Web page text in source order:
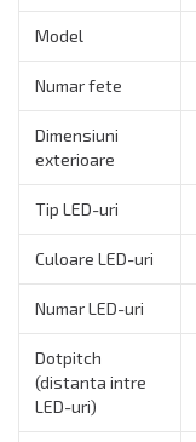
Model
Numar fete
Dimensiuni
exterioare
Tip LED-uri
Culoare LED-uri
Numar LED-uri
Dotpitch
(distanta intre
LED-uri)